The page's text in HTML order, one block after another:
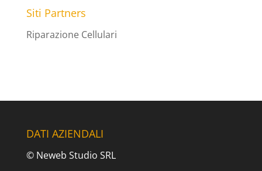
Siti Partners
Riparazione Cellulari
DATI AZIENDALI
© Neweb Studio SRL